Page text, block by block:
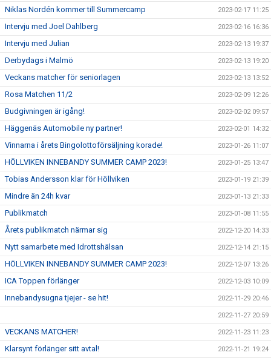
Niklas Nordén kommer till Summercamp 2023-02-17 11:25
Intervju med Joel Dahlberg 2023-02-16 16:36
Intervju med Julian 2023-02-13 19:37
Derbydags i Malmö 2023-02-13 19:20
Veckans matcher för seniorlagen 2023-02-13 13:52
Rosa Matchen 11/2 2023-02-09 12:26
Budgivningen är igång! 2023-02-02 09:57
Häggenäs Automobile ny partner! 2023-02-01 14:32
Vinnarna i årets Bingolottoförsäljning korade! 2023-01-26 11:07
HÖLLVIKEN INNEBANDY SUMMER CAMP 2023! 2023-01-25 13:47
Tobias Andersson klar för Höllviken 2023-01-19 21:39
Mindre än 24h kvar 2023-01-13 21:33
Publikmatch 2023-01-08 11:55
Årets publikmatch närmar sig 2022-12-20 14:33
Nytt samarbete med Idrottshälsan 2022-12-14 21:15
HÖLLVIKEN INNEBANDY SUMMER CAMP 2023! 2022-12-07 13:26
ICA Toppen förlänger 2022-12-03 10:09
Innebandysugna tjejer - se hit! 2022-11-29 20:46
2022-11-27 20:59
VECKANS MATCHER! 2022-11-23 11:23
Klarsynt förlänger sitt avtal! 2022-11-21 19:24